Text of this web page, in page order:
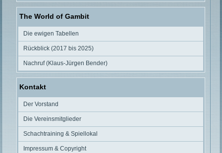
The World of Gambit
Die ewigen Tabellen
Rückblick (2017 bis 2025)
Nachruf (Klaus-Jürgen Bender)
Kontakt
Der Vorstand
Die Vereinsmitglieder
Schachtraining & Spiellokal
Impressum & Copyright